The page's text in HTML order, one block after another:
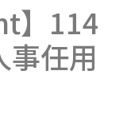
】114
事任用